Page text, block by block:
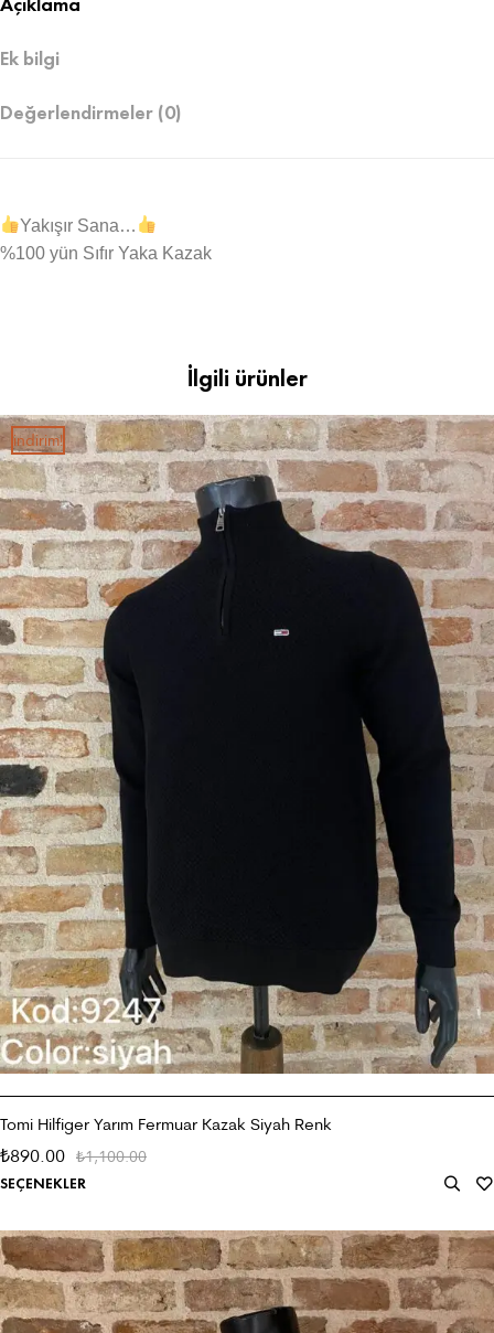
Ek bilgi
Değerlendirmeler (0)
Yakışır Sana…
%100 yün Sıfır Yaka Kazak
İlgili ürünler
i̇ndirim!
Tomi Hilfiger Yarım Fermuar Kazak Siyah Renk
₺1,100.00
₺890.00
SEÇENEKLER